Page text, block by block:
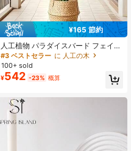
¥165 節約
人工植物 パラダイスバード フェイク
ツリー 大きなバナナの葉付き トロピ
カル 室内用 鉢植えヤシ リアルで生
き生きとした 人工樹木 ホーム・オフ
ィス装飾 モダン フロアプランター
年中緑のハウス
#3 ベストセラー に 人工の木
100+ sold
¥542 -23% 概算